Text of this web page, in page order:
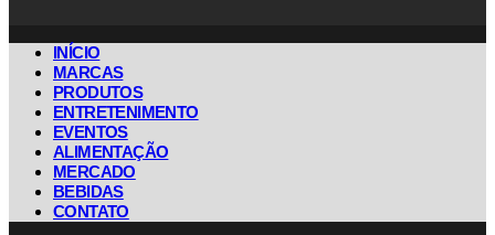
INÍCIO
MARCAS
PRODUTOS
ENTRETENIMENTO
EVENTOS
ALIMENTAÇÃO
MERCADO
BEBIDAS
CONTATO